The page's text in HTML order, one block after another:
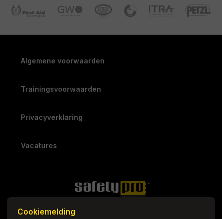
Algemene voorwaarden
Trainingsvoorwaarden
Privacyverklaring
Vacatures
Cookiemelding